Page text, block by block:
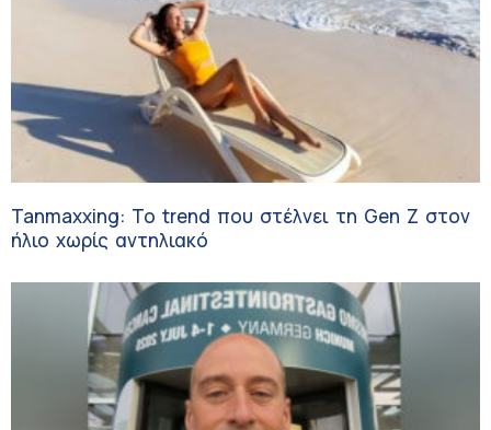
Tanmaxxing: To trend που στέλνει τη Gen Z στον
ήλιο χωρίς αντηλιακό